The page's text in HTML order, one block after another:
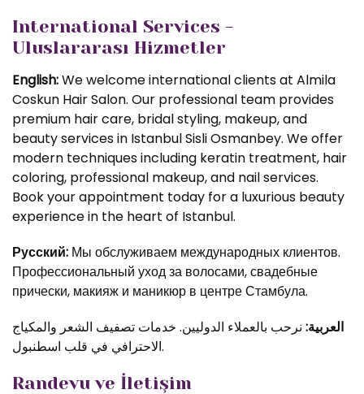
International Services -
Uluslararası Hizmetler
English:We welcome international clients at Almila
Coskun Hair Salon. Our professional team provides
premium hair care, bridal styling, makeup, and
beauty services in Istanbul Sisli Osmanbey. We offer
modern techniques including keratin treatment, hair
coloring, professional makeup, and nail services.
Book your appointment today for a luxurious beauty
experience in the heart of Istanbul.
Русский: Мы обслуживаем международных клиентов.
Профессиональный уход за волосами, свадебные
прически, макияж и маникюр в центре Стамбула.
العربية: نرحب بالعملاء الدوليين. خدمات تصفيف الشعر والمكياج
الاحترافي في قلب اسطنبول.
Randevu ve İletişim